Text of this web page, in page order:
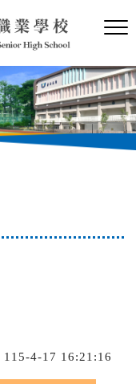
115-4-17 16:21:16